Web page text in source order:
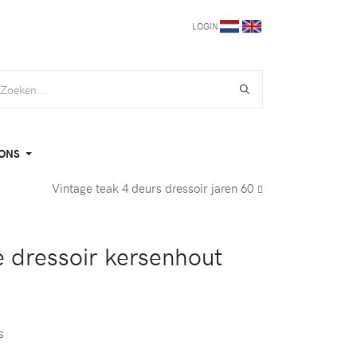
LOGIN
Vintage teak 4 deurs dressoir jaren 60
dressoir kersenhout